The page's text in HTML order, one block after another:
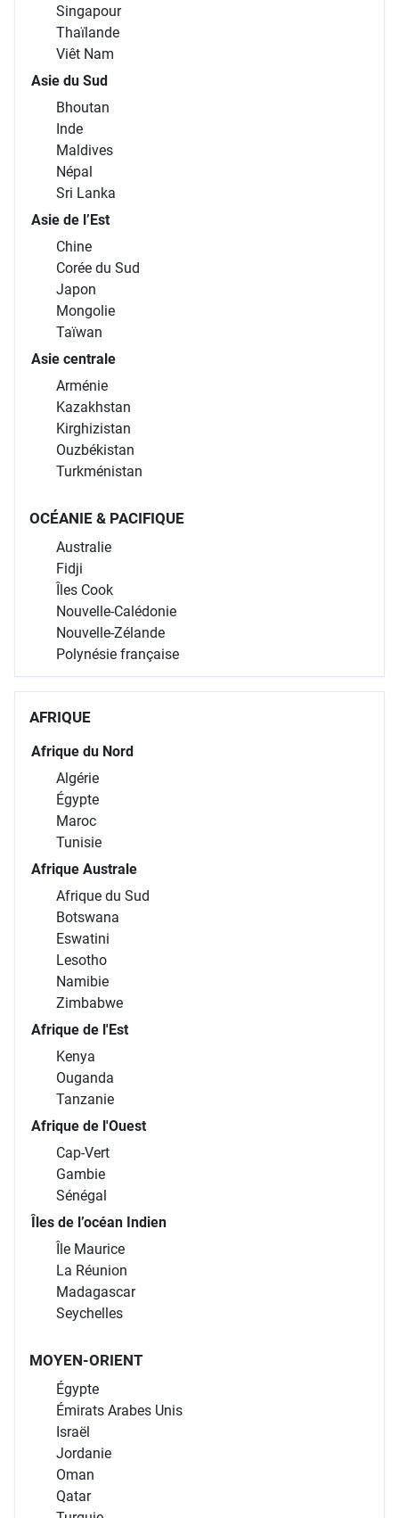
Singapour
Thaïlande
Viêt Nam
Asie du Sud
Bhoutan
Inde
Maldives
Népal
Sri Lanka
Asie de l’Est
Chine
Corée du Sud
Japon
Mongolie
Taïwan
Asie centrale
Arménie
Kazakhstan
Kirghizistan
Ouzbékistan
Turkménistan
OCÉANIE & PACIFIQUE
Australie
Fidji
Îles Cook
Nouvelle-Calédonie
Nouvelle-Zélande
Polynésie française
AFRIQUE
Afrique du Nord
Algérie
Égypte
Maroc
Tunisie
Afrique Australe
Afrique du Sud
Botswana
Eswatini
Lesotho
Namibie
Zimbabwe
Afrique de l'Est
Kenya
Ouganda
Tanzanie
Afrique de l'Ouest
Cap-Vert
Gambie
Sénégal
Îles de l’océan Indien
Île Maurice
La Réunion
Madagascar
Seychelles
MOYEN-ORIENT
Égypte
Émirats Arabes Unis
Israël
Jordanie
Oman
Qatar